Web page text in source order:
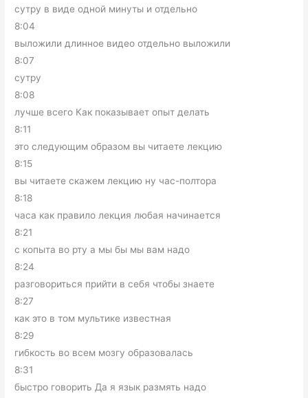
сутру в виде одной минуты и отдельно
8:04
выложили длинное видео отдельно выложили
8:07
сутру
8:08
лучше всего Как показывает опыт делать
8:11
это следующим образом вы читаете лекцию
8:15
вы читаете скажем лекцию ну час-полтора
8:18
часа как правило лекция любая начинается
8:21
с копыта во рту а мы бы мы вам надо
8:24
разговориться прийти в себя чтобы знаете
8:27
как это в том мультике известная
8:29
гибкость во всем мозгу образовалась
8:31
быстро говорить Да я язык размять надо